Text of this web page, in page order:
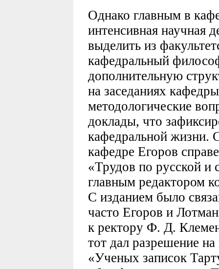
Однако главным в
интенсивная научная
выделить из
кафедральный
дополнительную
на заседаниях
методологические
доклады, что
кафедральной жизни.
кафедре Егоров
«Трудов по русской и
главным редактором
С изданием было
часто Егоров и
к ректору Ф. Д.
тот дал разрешение
«Ученых записок